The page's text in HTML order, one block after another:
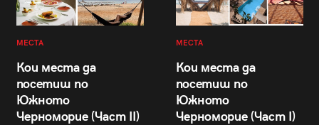
МЕСТА
Кои места да
посетиш по
Южното
Черноморие (Част II)
МЕСТА
Кои места да
посетиш по
Южното
Черноморие (Част I)